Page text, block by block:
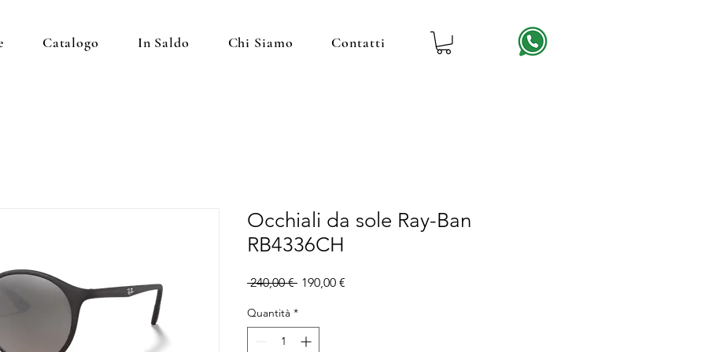
Catalogo In Saldo Chi Siamo Contatti
Occhiali da sole Ray-Ban
RB4336CH
240,00 € Prezzo
190,00 €
Quantità *